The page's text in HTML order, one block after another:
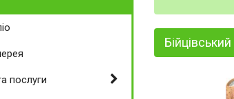
послуги